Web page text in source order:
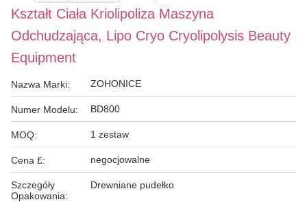
Kształt Ciała Kriolipoliza Maszyna
Odchudzająca, Lipo Cryo Cryolipolysis Beauty
Equipment
Nazwa Marki: ZOHONICE
Numer Modelu: BD800
MOQ: 1 zestaw
Cena £: negocjowalne
Szczegóły
Opakowania:
Drewniane pudełko